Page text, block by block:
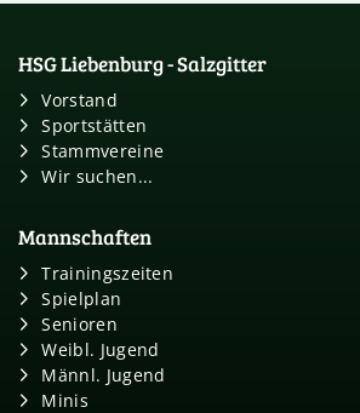
HSG Liebenburg - Salzgitter
Vorstand
Sportstätten
Stammvereine
Wir suchen...
Mannschaften
Trainingszeiten
Spielplan
Senioren
Weibl. Jugend
Männl. Jugend
Minis